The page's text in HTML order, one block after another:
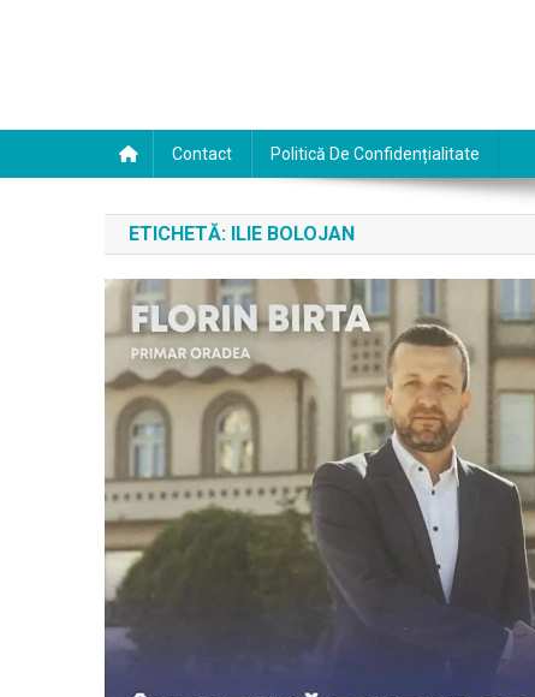
Contact Politică De Confidențialitate
ETICHETĂ: ILIE BOLOJAN